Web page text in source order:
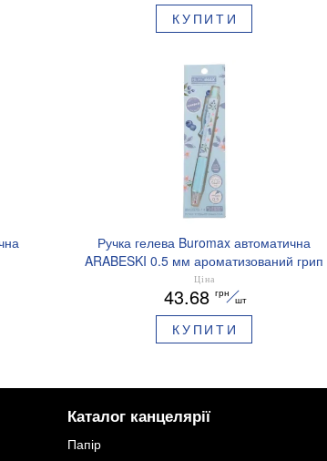
КУПИТИ
Ручка гелева Buromax автоматична
ARABESKI 0.5 мм ароматизований грип
синє чорнило в блістері BM.8379-02
Ціна
43.68 грн
шт
КУПИТИ
Каталог канцелярії
Папір